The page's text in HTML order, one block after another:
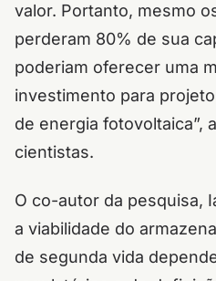
valor. Portanto, mesmo
perderam 80% de sua
poderiam oferecer uma
investimento para
de energia fotovoltaica”,
cientistas.
O co-autor da pesquisa,
a viabilidade do
de segunda vida